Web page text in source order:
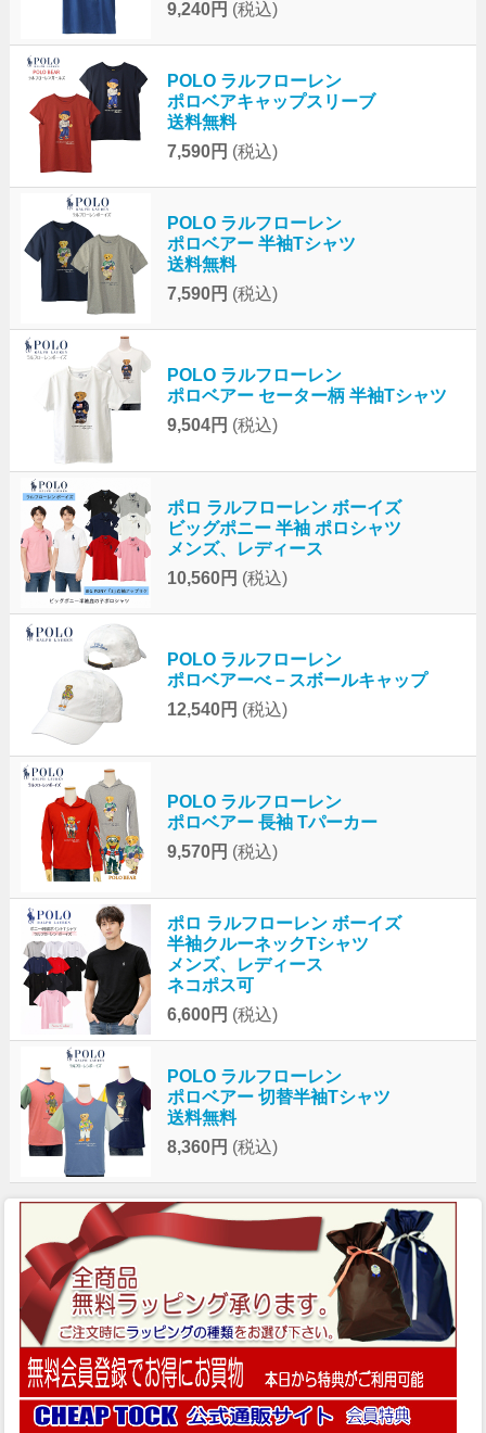
9,240円 (税込)
POLO ラルフローレン
ポロベアキャップスリーブ
送料無料
7,590円 (税込)
POLO ラルフローレン
ポロベアー 半袖Tシャツ
送料無料
7,590円 (税込)
POLO ラルフローレン
ポロベアー セーター柄 半袖Tシャツ
9,504円 (税込)
ポロ ラルフローレン ボーイズ
ビッグポニー 半袖 ポロシャツ
メンズ、レディース
10,560円 (税込)
POLO ラルフローレン
ポロベアーべ－スボールキャップ
12,540円 (税込)
POLO ラルフローレン
ポロベアー 長袖 Tパーカー
9,570円 (税込)
ポロ ラルフローレン ボーイズ
半袖クルーネックTシャツ
メンズ、レディース
ネコポス可
6,600円 (税込)
POLO ラルフローレン
ポロベアー 切替半袖Tシャツ
送料無料
8,360円 (税込)